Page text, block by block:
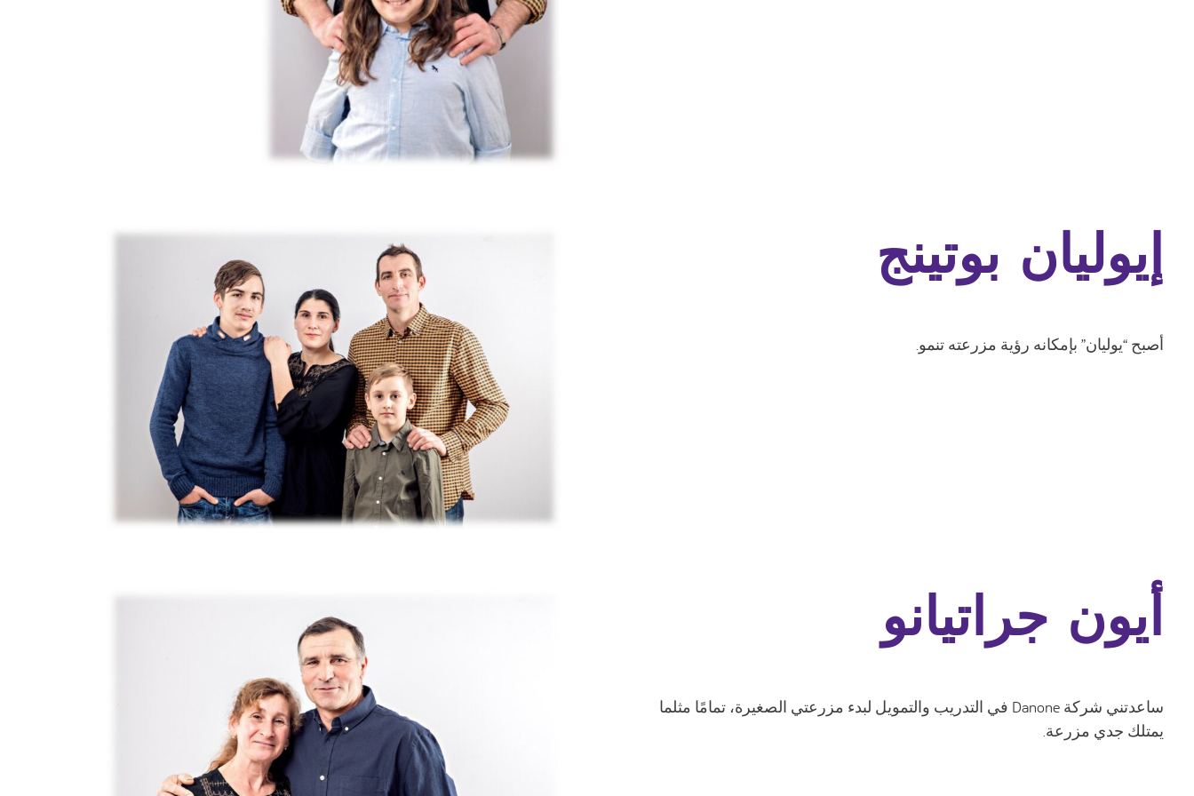
إيوليان بوتينج
أصبح “يوليان” بإمكانه رؤية مزرعته تنمو.
أيون جراتيانو
ساعدتني شركة Danone في التدريب والتمويل لبدء مزرعتي الصغيرة، تمامًا مثلما
يمتلك جدي مزرعة.